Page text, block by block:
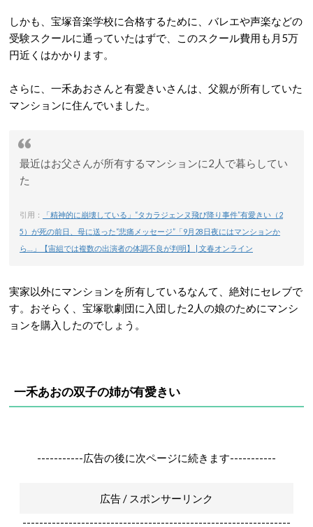
しかも、宝塚音楽学校に合格するために、バレエや声楽などの
受験スクールに通っていたはずで、このスクール費用も月5万
円近くはかかります。
さらに、一禾あおさんと有愛きいさんは、父親が所有していた
マンションに住んでいました。
最近はお父さんが所有するマンションに2人で暮らしてい
た
引用：
「精神的に崩壊している」“タカラジェンヌ飛び降り事件”有愛きい（2
5）が死の前日、母に送った“悲痛メッセージ”「9月28日夜にはマンションか
ら…」【宙組では複数の出演者の体調不良が判明】 | 文春オンライン
実家以外にマンションを所有しているなんて、絶対にセレブで
す。おそらく、宝塚歌劇団に入団した2人の娘のためにマンシ
ョンを購入したのでしょう。
一禾あおの双子の姉が有愛きい
-----------広告の後に次ページに続きます-----------
広告 / スポンサーリンク
----------------------------------------------------------------